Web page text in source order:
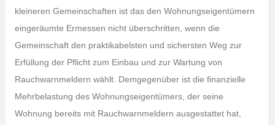
kleineren Gemeinschaften ist das den Wohnungseigentümern
eingeräumte Ermessen nicht überschritten, wenn die
Gemeinschaft den praktikabelsten und sichersten Weg zur
Erfüllung der Pflicht zum Einbau und zur Wartung von
Rauchwarnmeldern wählt. Demgegenüber ist die finanzielle
Mehrbelastung des Wohnungseigentümers, der seine
Wohnung bereits mit Rauchwarnmeldern ausgestattet hat,